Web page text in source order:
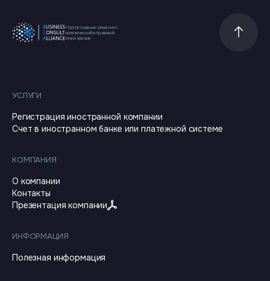
Прогрессивные решения с
практической и правовой
точки зрения
УСЛУГИ
Регистрация иностранной компании
Счет в иностранном банке или платежной системе
КОМПАНИЯ
О компании
Контакты
Презентация компании
ИНФОРМАЦИЯ
Полезная информация